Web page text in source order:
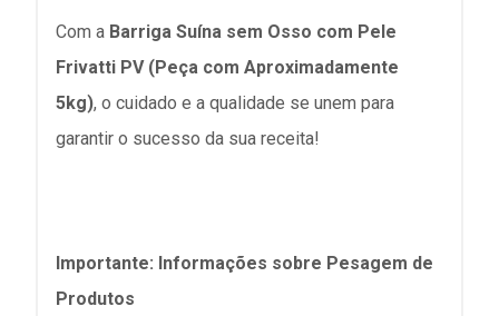
Com a Barriga Suína sem Osso com Pele
Frivatti PV (Peça com Aproximadamente
5kg), o cuidado e a qualidade se unem para
garantir o sucesso da sua receita!
Importante: Informações sobre Pesagem de
Produtos